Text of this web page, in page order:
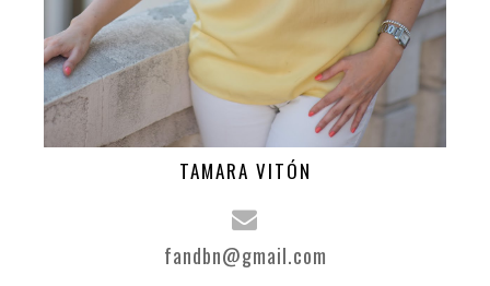
TAMARA VITÓN
fandbn@gmail.com